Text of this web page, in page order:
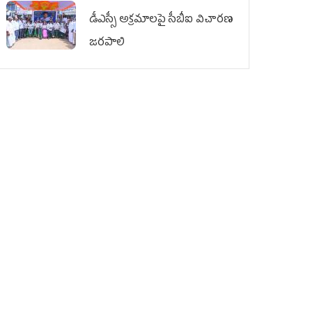
డీఎస్సీ అక్రమాలపై సీబీఐ విచారణ
జరపాలి